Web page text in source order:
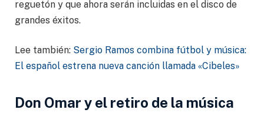
reguetón y que ahora serán incluidas en el disco de
grandes éxitos.
Lee también: Sergio Ramos combina fútbol y música:
El español estrena nueva canción llamada «Cibeles»
Don Omar y el retiro de la música